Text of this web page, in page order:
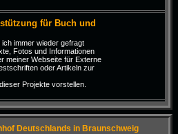
für Buch und
immer wieder gefragt
Fotos und Informationen
meiner Webseite für Externe
oder Artikeln zur
Projekte vorstellen.
Deutschlands in Braunschweig